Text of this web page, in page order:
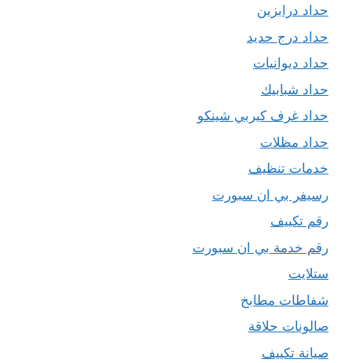
حداد درابزين
حداد درج حديد
حداد ديوانيات
حداد شبابيك
حداد غرف كيربي شينكو
حداد مظلات
خدمات تنظيف
رسيفر بي ان سبورت
رقم تكييف
رقم خدمة بي ان سبورت
ستلايت
شفاطات مطابخ
صالونات حلاقة
صيانة تكييف